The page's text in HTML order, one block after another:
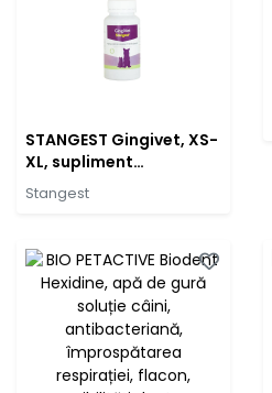
STANGEST Gingivet, XS-
XL, supliment
sensibilități dentare
câini și pisici, flacon, 60
Stangest